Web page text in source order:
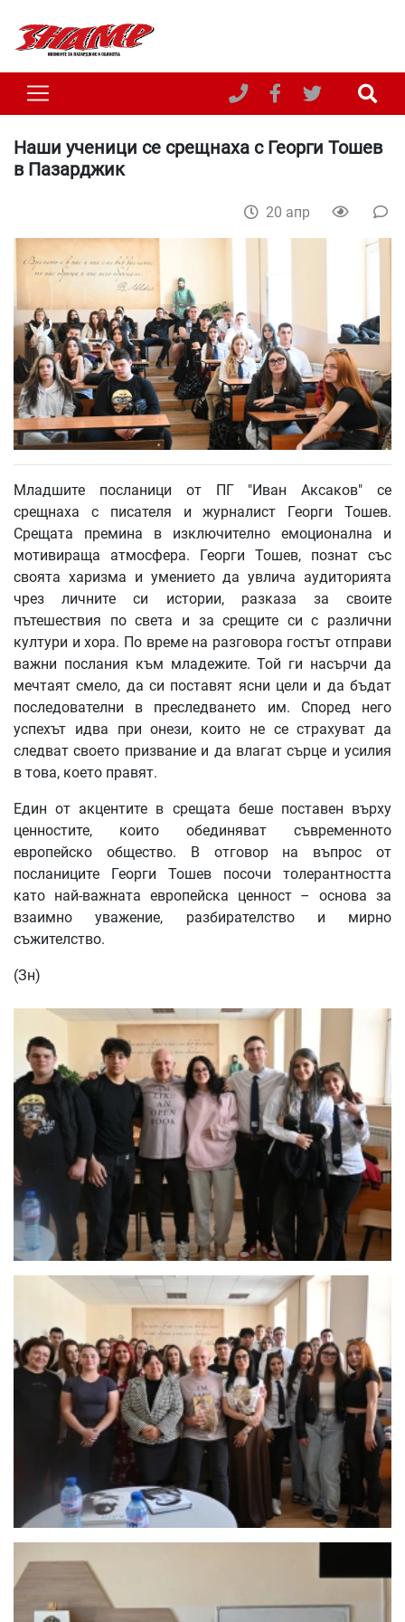
Наши ученици се срещнаха с Георги Тошев
в Пазарджик
20 апр
Младшите посланици от ПГ "Иван Аксаков" се
срещнаха с писателя и журналист Георги Тошев.
Срещата премина в изключително емоционална и
мотивираща атмосфера. Георги Тошев, познат със
своята харизма и умението да увлича аудиторията
чрез личните си истории, разказа за своите
пътешествия по света и за срещите си с различни
култури и хора. По време на разговора гостът отправи
важни послания към младежите. Той ги насърчи да
мечтаят смело, да си поставят ясни цели и да бъдат
последователни в преследването им. Според него
успехът идва при онези, които не се страхуват да
следват своето призвание и да влагат сърце и усилия
в това, което правят.
Един от акцентите в срещата беше поставен върху
ценностите, които обединяват съвременното
европейско общество. В отговор на въпрос от
посланиците Георги Тошев посочи толерантността
като най-важната европейска ценност – основа за
взаимно уважение, разбирателство и мирно
съжителство.
(Зн)